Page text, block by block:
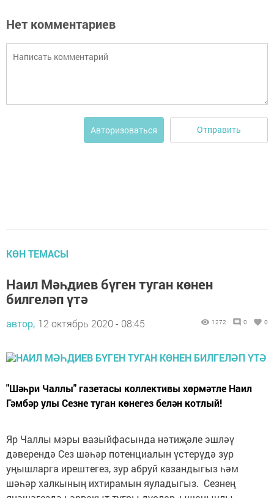
Нет комментариев
Авторизоваться Отправить
КӨН ТЕМАСЫ
Наил Мәһдиев бүген туган көнен
билгеләп үтә
автор, 12 октябрь 2020 - 08:45 1272 0 0
"Шәһри Чаллы" газетасы коллективы хөрмәтле Наил
Гәмбәр улы Сезне туган көнегез белән котлый!
Яр Чаллы мэры вазыйфасында нәтиҗәле эшләү
дәверендә Сез шәһәр потенциалын үстерүдә зур
уңышларга ирештегез, зур абруй казандыгыз һәм
шәһәр халкының ихтирамын яуладыгыз. Сезнең